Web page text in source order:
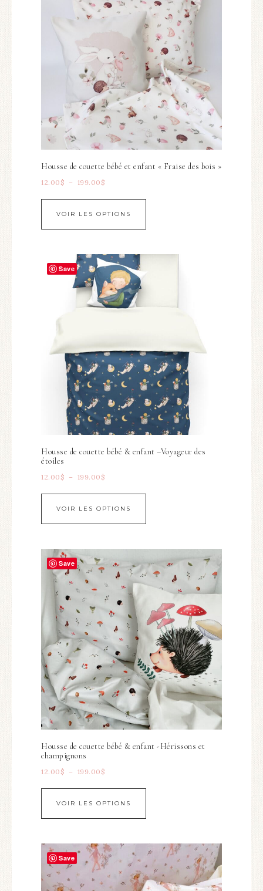
Housse de couette bébé et enfant « Fraise des bois »
12.00 $ – 199.00 $
VOIR LES OPTIONS
Save
Housse de couette bébé & enfant –Voyageur des
étoiles
12.00 $ – 199.00 $
VOIR LES OPTIONS
Save
Housse de couette bébé & enfant -Hérissons et
champignons
12.00 $ – 199.00 $
VOIR LES OPTIONS
Save